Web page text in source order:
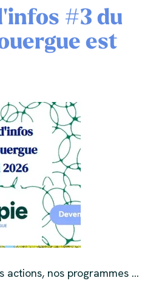
#3 du
est
actions, nos programmes ...